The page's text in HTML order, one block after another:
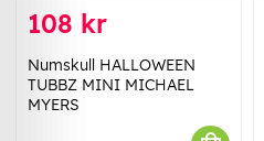
108 kr
Numskull HALLOWEEN
TUBBZ MINI MICHAEL
MYERS